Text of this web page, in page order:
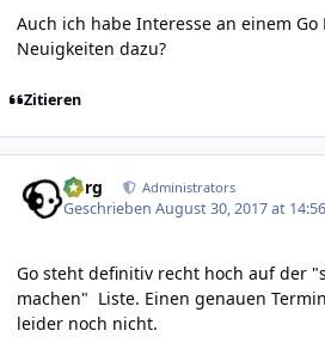
Auch ich habe Interesse an einem Go
Neuigkeiten dazu?
Zitieren
borg Administrators
GeschriebenAugust 30, 2017 at
Go steht definitiv recht hoch auf der
machen" Liste. Einen genauen
leider noch nicht.